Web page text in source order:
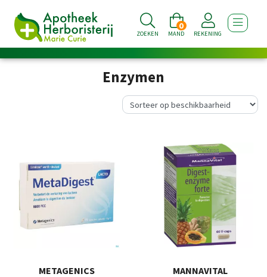
ZOEKEN MAND
0
REKENING TOON
Enzymen
METAGENICS
MANNAVITAL